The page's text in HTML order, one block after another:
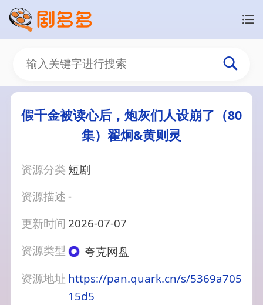
假千金被读心后，炮灰们人设崩了（80
集）翟炯&黄则灵
资源分类 短剧
资源描述-
更新时间 2026-07-07
资源类型
夸克网盘
资源地址 https://pan.quark.cn/s/5369a705
15d5